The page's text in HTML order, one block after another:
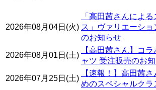
2026年08月04日(火)
「高田茜さんによ
ス」ヴァリエーシ
のお知らせ
2026年08月01日(土)
【高田茜さん】コ
ャツ 受注販売のお
2026年07月25日(土)
【速報！】高田茜
めのスペシャルク